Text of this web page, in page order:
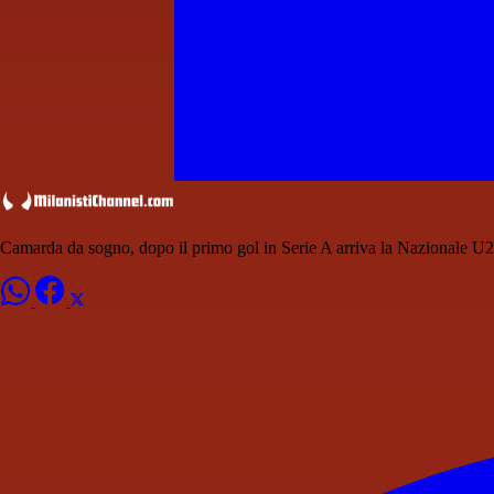
Camarda da sogno, dopo il primo gol in Serie A arriva la Nazionale